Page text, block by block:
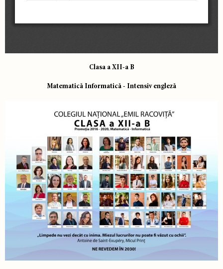
Clasa a XII-a B
Matematică Informatică - Intensiv engleză